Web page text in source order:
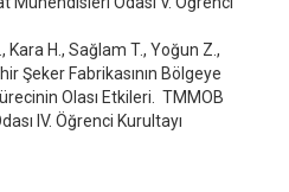
Kara H., Sağlam T., Yoğun Z.,
Şeker Fabrikasının Bölgeye
Olası Etkileri. TMMOB
IV. Öğrenci Kurultayı